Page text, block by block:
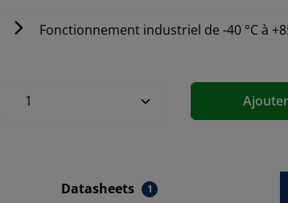
Fonctionnement industriel de -40 °C à
Datasheets 1